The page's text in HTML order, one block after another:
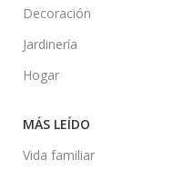
Decoración
Jardinería
Hogar
MÁS LEÍDO
Vida familiar